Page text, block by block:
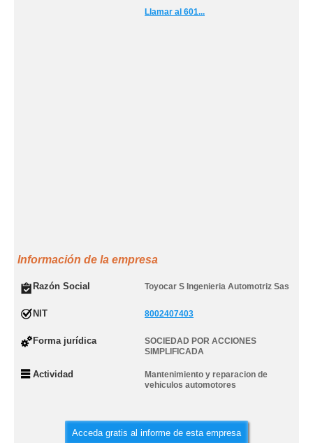
Llamar al 601...
Información de la empresa
Razón Social Toyocar S Ingenieria Automotriz Sas
NIT 8002407403
Forma jurídica
SOCIEDAD POR ACCIONES
SIMPLIFICADA
Actividad
Mantenimiento y reparacion de
vehiculos automotores
Acceda gratis al informe de esta empresa